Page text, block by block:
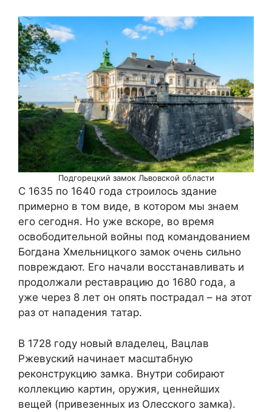
Подгорецкий замок Львовской области
С 1635 по 1640 года строилось здание
примерно в том виде, в котором мы знаем
его сегодня. Но уже вскоре, во время
освободительной войны под командованием
Богдана Хмельницкого замок очень сильно
повреждают. Его начали восстанавливать и
продолжали реставрацию до 1680 года, а
уже через 8 лет он опять пострадал – на этот
раз от нападения татар.
В 1728 году новый владелец, Вацлав
Ржевуский начинает масштабную
реконструкцию замка. Внутри собирают
коллекцию картин, оружия, ценнейших
вещей (привезенных из Олесского замка).